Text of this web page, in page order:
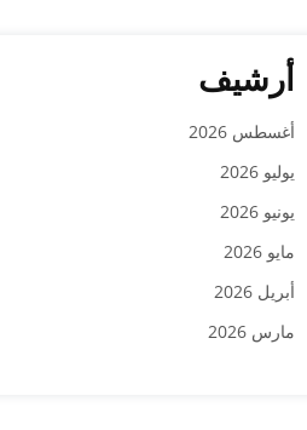
أرشيف
أغسطس 2026
يوليو 2026
يونيو 2026
مايو 2026
أبريل 2026
مارس 2026